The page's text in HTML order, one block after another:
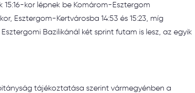
15:16-kor lépnek be Komárom-Esztergom
Esztergom-Kertvárosba 14:53 és 15:23, míg
Bazilikánál két sprint futam is lesz, az egyik
tájékoztatása szerint vármegyénben a